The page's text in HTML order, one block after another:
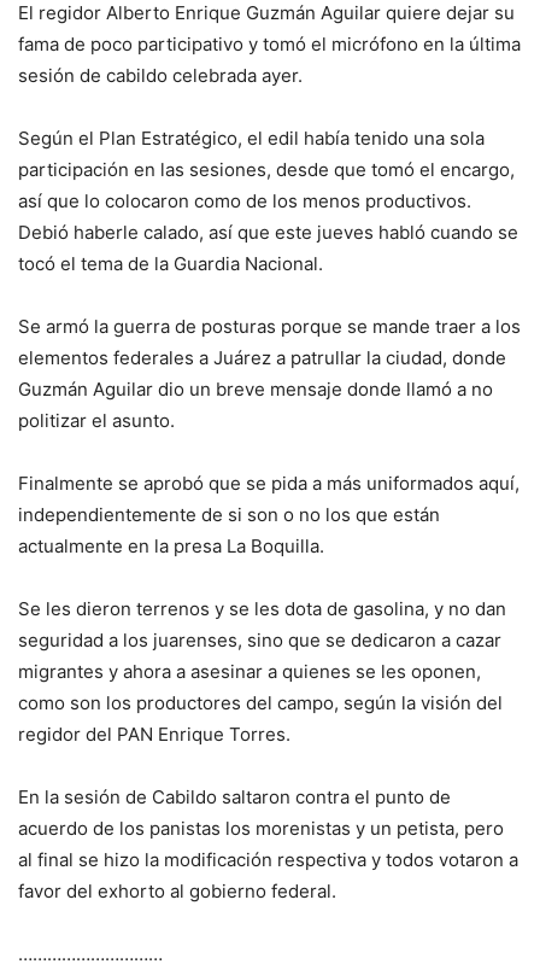
El regidor Alberto Enrique Guzmán Aguilar quiere dejar su
fama de poco participativo y tomó el micrófono en la última
sesión de cabildo celebrada ayer.
Según el Plan Estratégico, el edil había tenido una sola
participación en las sesiones, desde que tomó el encargo,
así que lo colocaron como de los menos productivos.
Debió haberle calado, así que este jueves habló cuando se
tocó el tema de la Guardia Nacional.
Se armó la guerra de posturas porque se mande traer a los
elementos federales a Juárez a patrullar la ciudad, donde
Guzmán Aguilar dio un breve mensaje donde llamó a no
politizar el asunto.
Finalmente se aprobó que se pida a más uniformados aquí,
independientemente de si son o no los que están
actualmente en la presa La Boquilla.
Se les dieron terrenos y se les dota de gasolina, y no dan
seguridad a los juarenses, sino que se dedicaron a cazar
migrantes y ahora a asesinar a quienes se les oponen,
como son los productores del campo, según la visión del
regidor del PAN Enrique Torres.
En la sesión de Cabildo saltaron contra el punto de
acuerdo de los panistas los morenistas y un petista, pero
al final se hizo la modificación respectiva y todos votaron a
favor del exhorto al gobierno federal.
…………………………